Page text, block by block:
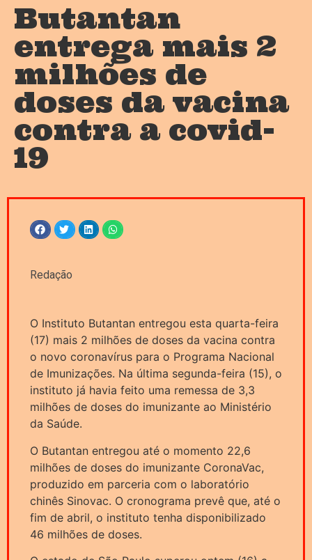
Butantan
entrega mais 2
milhões de
doses da vacina
contra a covid-
19
Redação
O Instituto Butantan entregou esta quarta-feira
(17) mais 2 milhões de doses da vacina contra
o novo coronavírus para o Programa Nacional
de Imunizações. Na última segunda-feira (15), o
instituto já havia feito uma remessa de 3,3
milhões de doses do imunizante ao Ministério
da Saúde.
O Butantan entregou até o momento 22,6
milhões de doses do imunizante CoronaVac,
produzido em parceria com o laboratório
chinês Sinovac. O cronograma prevê que, até o
fim de abril, o instituto tenha disponibilizado
46 milhões de doses.